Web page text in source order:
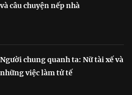
và câu chuyện nếp nhà
Người chung quanh ta: Nữ tài xế và
những việc làm tử tế